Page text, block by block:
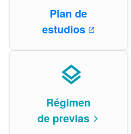
Plan de
estudios open_in_new
layers
Régimen
de previas arrow_forward_ios